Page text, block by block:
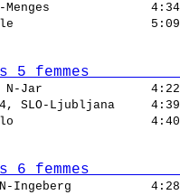
SLO-Menges
Grenoble
5 femmes
1963, N-Jar
SLO-Ljubljana
N-Oslo
6 femmes
N-Ingeberg